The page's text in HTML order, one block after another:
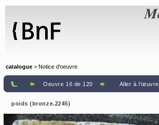
catalogue > Notice d'oeuvre
Oeuvre 16 de 120 Aller à l'œuvre
poids (bronze.2245)